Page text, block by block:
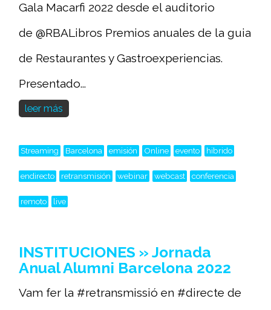
Gala Macarfi 2022 desde el auditorio
de @RBALibros Premios anuales de la guia
de Restaurantes y Gastroexperiencias.
Presentado...
leer más
Streaming Barcelona emisión Online evento hibrido
endirecto retransmisión webinar webcast conferencia
remoto live
INSTITUCIONES » Jornada
Anual Alumni Barcelona 2022
Vam fer la #retransmissió en #directe de